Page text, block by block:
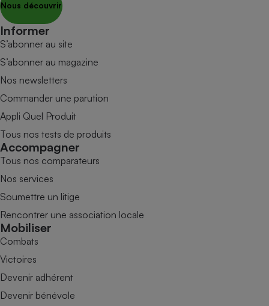
Nous découvrir
Informer
S’abonner au site
S’abonner au magazine
Nos newsletters
Commander une parution
Appli Quel Produit
Tous nos tests de produits
Accompagner
Tous nos comparateurs
Nos services
Soumettre un litige
Rencontrer une association locale
Mobiliser
Combats
Victoires
Devenir adhérent
Devenir bénévole